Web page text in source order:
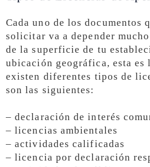
Cada uno de los documentos
solicitar va a depender
de la superficie de tu
ubicación geográfica, esta es
existen diferentes tipos de
son las siguientes:
– declaración de interés
– licencias ambientales
– actividades calificadas
– licencia por declaración